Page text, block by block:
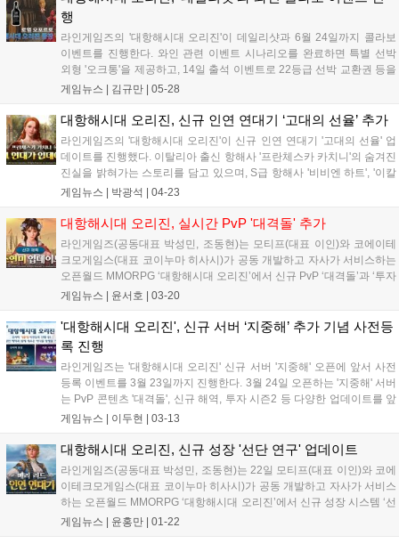
행
라인게임즈의 '대항해시대 오리진'이 데일리샷과 6월 24일까지 콜라보
이벤트를 진행한다. 와인 관련 이벤트 시나리오를 완료하면 특별 선박
외형 '오크통'을 제공하고, 14일 출석 이벤트로 22등급 선박 교환권 등을
지급한다. '두로 양조장' 방문 시 고급 상품을 획득할 수 있으며, 데일리샷
2명과 여관 종업원 2명을 추가하는 업데이트도 진행됐다....
게임뉴스 | 김규만 05-28
대항해시대 오리진, 신규 인연 연대기 ‘고대의 선율’ 추가
라인게임즈의 '대항해시대 오리진'이 신규 인연 연대기 '고대의 선율' 업
데이트를 진행했다. 이탈리아 출신 항해사 '프란체스카 카치니'의 숨겨진
진실을 밝혀가는 스토리를 담고 있으며, S급 항해사 '비비엔 하트', '이칼
반 루벤'이 추가됐다. 5월 14일까지 출석 시 '강화 보호제', '최상급 임명
터 5월 28일까지 가정의 달 기념 이벤트로 '행복 주화'와 '행복의 상자'를
지급한다....
게임뉴스 | 박광석 04-23
대항해시대 오리진, 실시간 PvP '대격돌' 추가
라인게임즈(공동대표 박성민, 조동현)는 모티프(대표 이인)와 코에이테
크모게임스(대표 코이누마 히사시)가 공동 개발하고 자사가 서비스하는
오픈월드 MMORPG ‘대항해시대 오리진’에서 신규 PvP ‘대격돌’과 ‘투자
시즌2’를 비롯한 콘텐츠 업데이트를 진행했다고 20일 밝혔다. ‘대격
주...
게임뉴스 | 윤서호 03-20
'대항해시대 오리진', 신규 서버 ‘지중해’ 추가 기념 사전등
록 진행
라인게임즈는 '대항해시대 오리진' 신규 서버 '지중해' 오픈에 앞서 사전
등록 이벤트를 3월 23일까지 진행한다. 3월 24일 오픈하는 '지중해' 서버
는 PvP 콘텐츠 '대격돌', 신규 해역, 투자 시즌2 등 다양한 업데이트를 앞
두고 있다. 사전등록 참여 시 신규, 기존 서버에서 사용 가능한 쿠폰을 통
벤트도 진행될 예정이다....
게임뉴스 | 이두현 03-13
대항해시대 오리진, 신규 성장 '선단 연구' 업데이트
라인게임즈(공동대표 박성민, 조동현)는 22일 모티프(대표 이인)와 코에
이테크모게임스(대표 코이누마 히사시)가 공동 개발하고 자사가 서비스
하는 오픈월드 MMORPG ‘대항해시대 오리진’에서 신규 성장 시스템 ‘선
단 연구’를 비롯한 콘텐츠 업데이트를 실시했다. ‘선단 연구’는 ‘대항해시
게임뉴스 | 윤홍만 01-22